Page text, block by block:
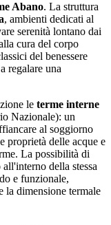
Abano. La struttura
, ambienti dedicati al
serenità lontano dai
cura del corpo
del benessere
regalare una
le terme interne
Nazionale): un
al soggiorno
proprietà delle acque e
La possibilità di
della stessa
e funzionale,
la dimensione termale